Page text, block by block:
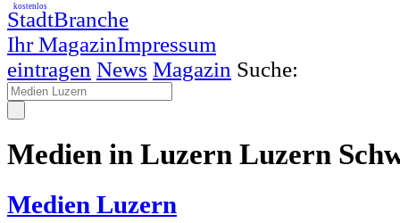
StadtBranche
Ihr MagazinImpressum
kostenlos
eintragen News Magazin Suche:
Medien in Luzern Luzern
Medien Luzern